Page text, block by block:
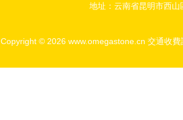
地址：云南省昆明市西
Copyright © 2026 www.omegastone.cn 交通收費